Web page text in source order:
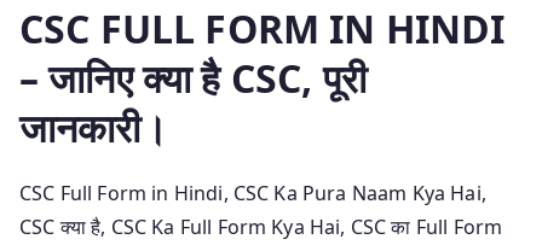
CSC FULL FORM IN HINDI
– जानिए क्या है CSC, पूरी
जानकारी।
CSC Full Form in Hindi, CSC Ka Pura Naam Kya Hai,
CSC क्या है, CSC Ka Full Form Kya Hai, CSC का Full Form